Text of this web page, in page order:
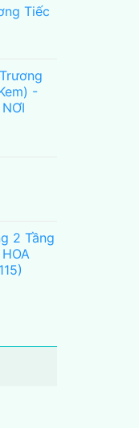
Tiếc
-
2 Tầng